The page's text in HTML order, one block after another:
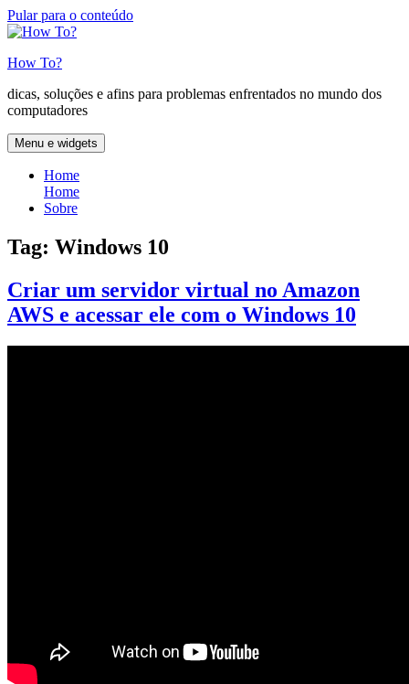
Pular para o conteúdo
How To?
dicas, soluções e afins para problemas enfrentados no mundo dos
computadores
Menu e widgets
Home
Home
Sobre
Tag: Windows 10
Criar um servidor virtual no Amazon
AWS e acessar ele com o Windows 10